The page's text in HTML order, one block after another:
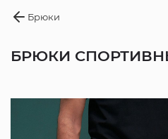
Брюки
БРЮКИ